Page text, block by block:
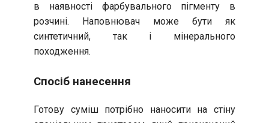
в наявності фарбувального пігменту в
розчині. Наповнювач може бути як
синтетичний, так і мінерального
походження.
Спосіб нанесення
Готову суміш потрібно наносити на стіну